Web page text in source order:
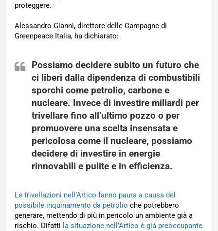
proteggere.
Alessandro Giannì, direttore delle Campagne di
Greenpeace Italia, ha dichiarato:
Possiamo decidere subito un futuro che
ci liberi dalla dipendenza di combustibili
sporchi come petrolio, carbone e
nucleare. Invece di investire miliardi per
trivellare fino all’ultimo pozzo o per
promuovere una scelta insensata e
pericolosa come il nucleare, possiamo
decidere di investire in energie
rinnovabili e pulite e in efficienza.
Le trivellazioni nell’Artico fanno paura a causa del
possibile inquinamento da petrolio che potrebbero
generare, mettendo di più in pericolo un ambiente già a
rischio. Difatti la situazione nell’Artico è già preoccupante